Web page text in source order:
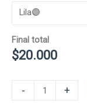
Final total
$20.000
-
Polo
+